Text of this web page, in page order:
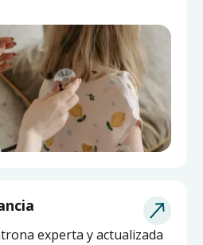
experta y actualizada